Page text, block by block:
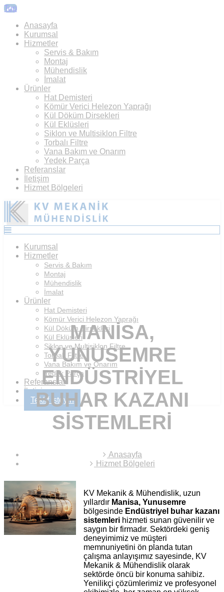
Top
Anasayfa
Kurumsal
Hizmetler
Servis & Bakım
Montaj
Mühendislik
İmalat
Ürünler
Hat Demisteri
Kömür Verici Helezon Yaprağı
Kül Döküm Dirsekleri
Kül Eklüsleri
Siklon ve Multisiklon Filtre
Torbalı Filtre
Vana Bakım ve Onarım
Yedek Parça
Referanslar
İletişim
Hizmet Bölgeleri
Kurumsal
Hizmetler
Servis & Bakım
Montaj
Mühendislik
İmalat
Ürünler
Hat Demisteri
Kömür Verici Helezon Yaprağı
Kül Döküm Dirsekleri
Kül Eklüsleri
Siklon ve Multisiklon Filtre
Torbalı Filtre
Vana Bakım ve Onarım
Yedek Parça
Referanslar
İletişim
Teklif İsteyin
MANISA,
YUNUSEMRE
ENDÜSTRIYEL
BUHAR KAZANI
SISTEMLERI
Anasayfa
Hizmet Bölgeleri
KV Mekanik & Mühendislik, uzun
yıllardır Manisa, Yunusemre
bölgesinde Endüstriyel buhar kazanı
sistemleri hizmeti sunan güvenilir ve
saygın bir firmadır. Sektördeki geniş
deneyimimiz ve müşteri
memnuniyetini ön planda tutan
çalışma anlayışımız sayesinde, KV
Mekanik & Mühendislik olarak
sektörde öncü bir konuma sahibiz.
Yenilikçi çözümlerimiz ve profesyonel